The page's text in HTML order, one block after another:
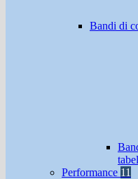
Bandi di
Performance 11